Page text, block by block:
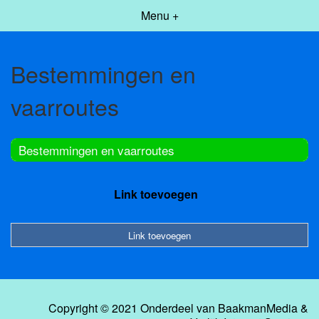
Menu +
Bestemmingen en
vaarroutes
Bestemmingen en vaarroutes
Link toevoegen
Link toevoegen
Copyright © 2021 Onderdeel van BaakmanMedia&